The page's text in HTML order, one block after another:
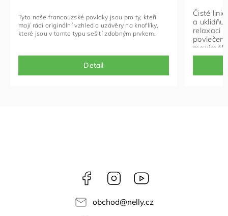
Detail
Tyto naše francouzské povlaky jsou pro ty, kteří
mají rádi originální vzhled a uzávěry na knoflíky,
které jsou v tomto typu sešití zdobným prvkem.
Čisté
a
relaxaci
Facebook Instagram
obchod@nelly.cz